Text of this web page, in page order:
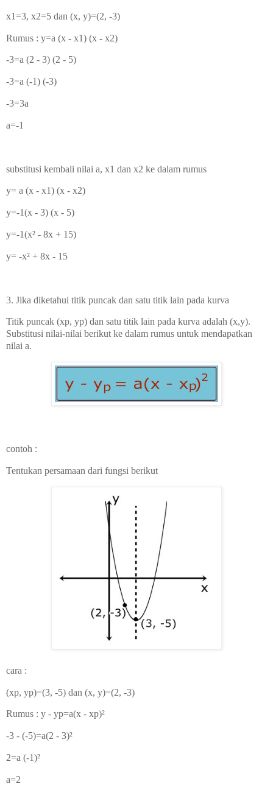
x1=3, x2=5 dan (x, y)=(2, -3)
Rumus : y=a (x - x1) (x - x2)
-3=a (2 - 3) (2 - 5)
-3=a (-1) (-3)
-3=3a
a=-1
substitusi kembali nilai a, x1 dan x2 ke dalam rumus
y= a (x - x1) (x - x2)
y=-1(x - 3) (x - 5)
y=-1(x² - 8x + 15)
y= -x² + 8x - 15
3. Jika diketahui titik puncak dan satu titik lain pada kurva
Titik puncak (xp, yp) dan satu titik lain pada kurva adalah (x,y).
Substitusi nilai-nilai berikut ke dalam rumus untuk mendapatkan
nilai a.
contoh :
Tentukan persamaan dari fungsi berikut
cara :
(xp, yp)=(3, -5) dan (x, y)=(2, -3)
Rumus : y - yp=a(x - xp)²
-3 - (-5)=a(2 - 3)²
2=a (-1)²
a=2